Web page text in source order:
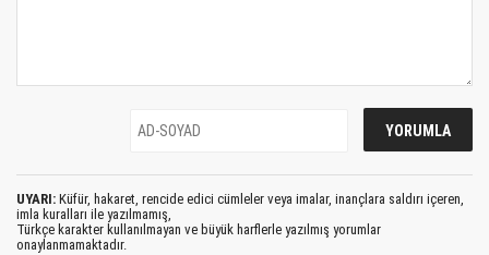
UYARI: Küfür, hakaret, rencide edici cümleler veya imalar, inançlara saldırı içeren,
imla kuralları ile yazılmamış,
Türkçe karakter kullanılmayan ve büyük harflerle yazılmış yorumlar
onaylanmamaktadır.